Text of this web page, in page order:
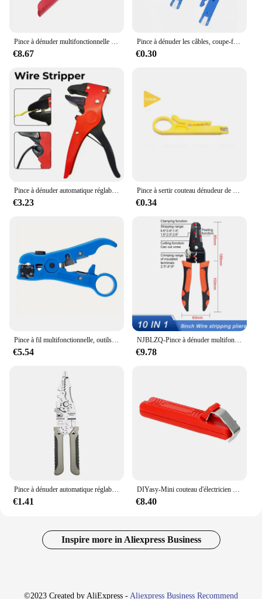
€8.67
Pince à dénuder les câbles, coupe-fil, outil de sertissage, pince à sertir opaque, mini dénudage électrique portable, 10,3 pièces
€0.30
Pince à dénuder automatique réglable, pince à sertir, coupe-câble multifonctionnel, outil à main de borne
€3.23
Pince à sertir couteau dénudeur de fil, pince à sertir outil de sertissage dénudage de câble coupe-fil outils multiples ligne de coupe outils à main multifonctionnels 1 pièce
€0.34
Pince à fil multifonctionnelle, outils de dénudage électriques, coupe-câble, dénudeur, UTP, STP, RG59, RG6, RG7, RG11
€5.54
NJBLZQ-Pince à dénuder multifonctionnelle pour électricien, outils de dénudage, extracteur de câble réseau domestique, épluchage, 10 en 1
€9.78
Pince à dénuder automatique réglable, pince à sertir, coupe-câble multifonctionnel, outil à main de borne
€1.41
DIYasy-Mini couteau d'électricien réglable, câble en PVC, couteau à dénuder les câbles, manche en plastique, 8-28mm
€8.40
Inspire more in Aliexpress Business
©2023 Created by AliExpress - Aliexpress Business Recommend